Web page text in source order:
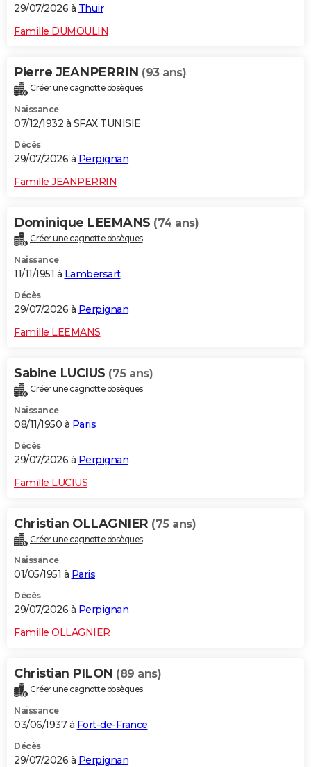
29/07/2026 à Thuir
Famille DUMOULIN
Pierre JEANPERRIN (93 ans)
Créer une cagnotte obsèques
Naissance
07/12/1932 à SFAX TUNISIE
Décès
29/07/2026 à Perpignan
Famille JEANPERRIN
Dominique LEEMANS (74 ans)
Créer une cagnotte obsèques
Naissance
11/11/1951 à Lambersart
Décès
29/07/2026 à Perpignan
Famille LEEMANS
Sabine LUCIUS (75 ans)
Créer une cagnotte obsèques
Naissance
08/11/1950 à Paris
Décès
29/07/2026 à Perpignan
Famille LUCIUS
Christian OLLAGNIER (75 ans)
Créer une cagnotte obsèques
Naissance
01/05/1951 à Paris
Décès
29/07/2026 à Perpignan
Famille OLLAGNIER
Christian PILON (89 ans)
Créer une cagnotte obsèques
Naissance
03/06/1937 à Fort-de-France
Décès
29/07/2026 à Perpignan